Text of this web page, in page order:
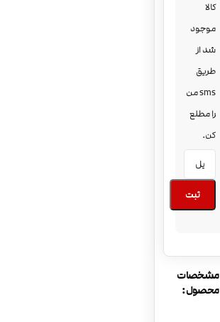
کالا
موجود
شد از
طریق
sms من
را مطلع
کن.
ثبت
مشخصات
محصول: